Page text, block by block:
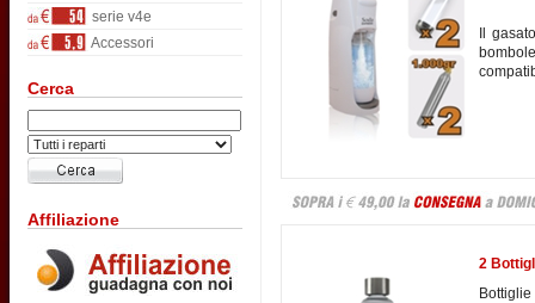
serie v4e
Accessori
Cerca
Affiliazione
Il
2